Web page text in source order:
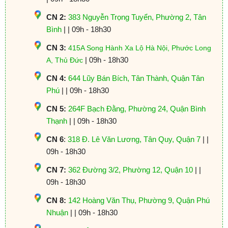
CN 2: 383 Nguyễn Trọng Tuyển, Phường 2, Tân
Bình| | 09h - 18h30
CN 3: 415A Song Hành Xa Lộ Hà Nội, Phước Long
A, Thủ Đức| 09h - 18h30
CN 4: 644 Lũy Bán Bích, Tân Thành, Quận Tân
Phú| | 09h - 18h30
CN 5: 264F Bạch Đằng, Phường 24, Quận Bình
Thạnh| | 09h - 18h30
CN 6: 318 Đ. Lê Văn Lương, Tân Quy, Quận 7| |
09h - 18h30
CN 7: 362 Đường 3/2, Phường 12, Quận 10| |
09h - 18h30
CN 8: 142 Hoàng Văn Thụ, Phường 9, Quận Phú
Nhuận| | 09h - 18h30